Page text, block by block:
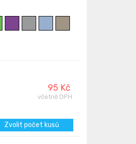
95 Kč
včetně DPH
Zvolit počet kusů